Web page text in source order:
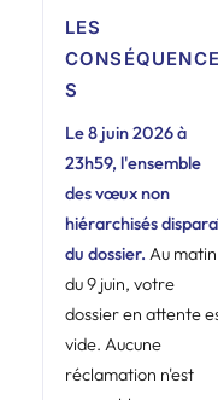
LES
CONSÉQUENCE
S
Le 8 juin 2026 à
23h59, l'ensemble
des vœux non
hiérarchisés
du dossier. Au matin
du 9 juin, votre
dossier en attente
vide. Aucune
réclamation n'est